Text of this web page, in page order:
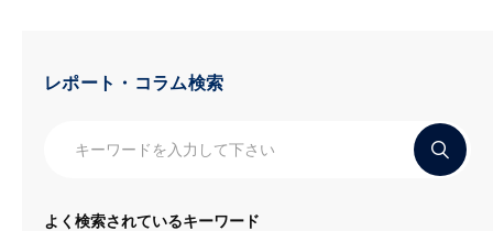
レポート・コラム検索
よく検索されているキーワード